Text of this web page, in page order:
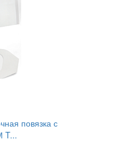
повязка с
T...